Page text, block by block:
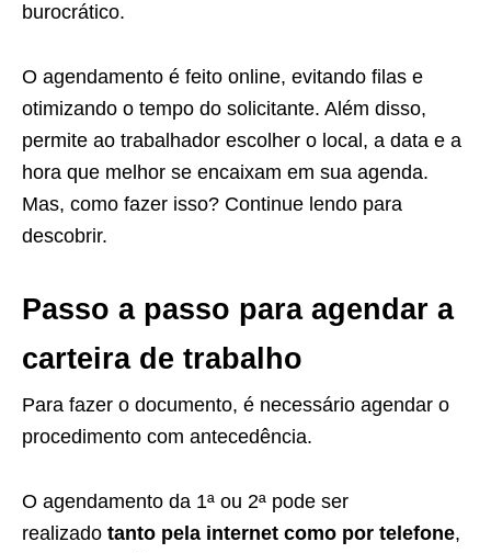
burocrático.
O agendamento é feito online, evitando filas e
otimizando o tempo do solicitante. Além disso,
permite ao trabalhador escolher o local, a data e a
hora que melhor se encaixam em sua agenda.
Mas, como fazer isso? Continue lendo para
descobrir.
Passo a passo para agendar a
carteira de trabalho
Para fazer o documento, é necessário agendar o
procedimento com antecedência.
O agendamento da 1ª ou 2ª pode ser
realizado tanto pela internet como por telefone,